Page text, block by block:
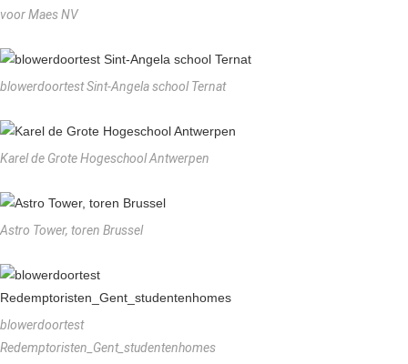
voor Maes NV
blowerdoortest Sint-Angela school Ternat
Karel de Grote Hogeschool Antwerpen
Astro Tower, toren Brussel
blowerdoortest
Redemptoristen_Gent_studentenhomes